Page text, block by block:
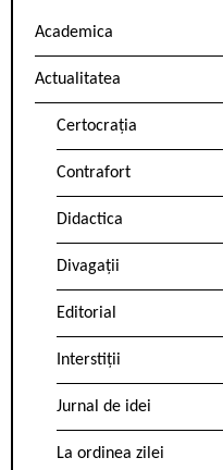
Academica
Actualitatea
Certocrația
Contrafort
Didactica
Divagații
Editorial
Interstiții
Jurnal de idei
La ordinea zilei